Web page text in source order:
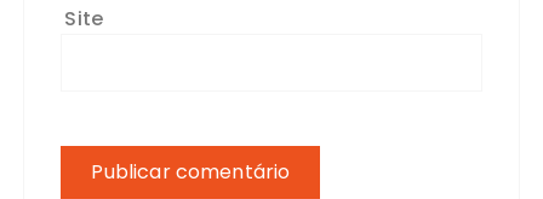
Site